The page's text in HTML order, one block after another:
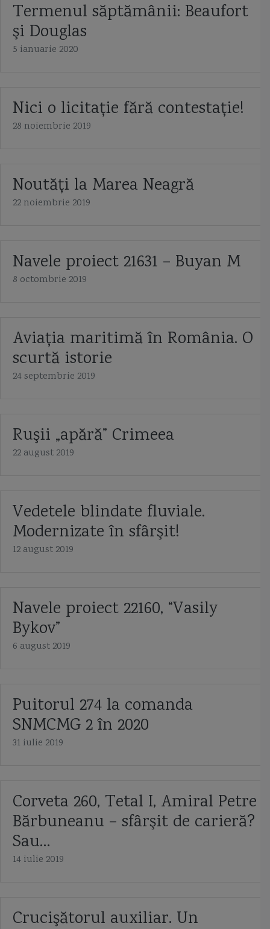
Termenul săptămânii: Beaufort
şi Douglas
5 ianuarie 2020
Nici o licitație fără contestație!
28 noiembrie 2019
Noutăți la Marea Neagră
22 noiembrie 2019
Navele proiect 21631 – Buyan M
8 octombrie 2019
Aviaţia maritimă în România. O
scurtă istorie
24 septembrie 2019
Ruşii „apără” Crimeea
22 august 2019
Vedetele blindate fluviale.
Modernizate în sfârşit!
12 august 2019
Navele proiect 22160, “Vasily
Bykov”
6 august 2019
Puitorul 274 la comanda
SNMCMG 2 în 2020
31 iulie 2019
Corveta 260, Tetal I, Amiral Petre
Bărbuneanu – sfârşit de carieră?
Sau…
14 iulie 2019
Crucişătorul auxiliar. Un